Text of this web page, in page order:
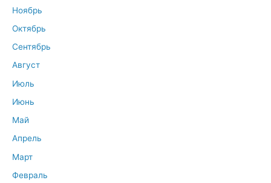
Ноябрь
Октябрь
Сентябрь
Август
Июль
Июнь
Май
Апрель
Март
Февраль